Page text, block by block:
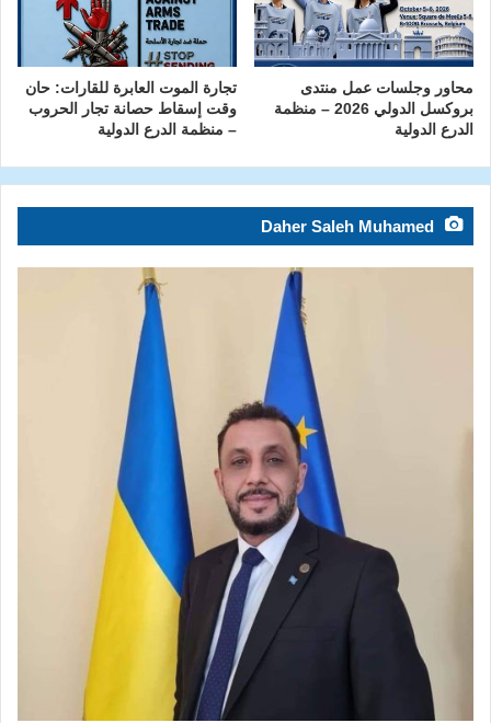
محاور وجلسات عمل منتدى
بروكسل الدولي 2026 – منظمة
الدرع الدولية
تجارة الموت العابرة للقارات: حان
وقت إسقاط حصانة تجار الحروب
– منظمة الدرع الدولية
Daher Saleh Muhamed